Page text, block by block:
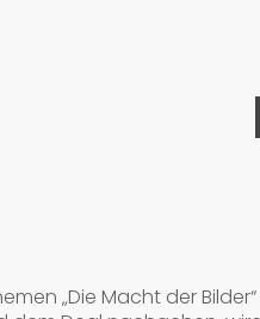
„Die Macht der